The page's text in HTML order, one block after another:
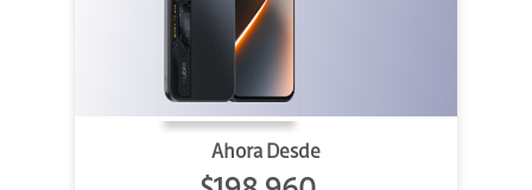
Ahora Desde